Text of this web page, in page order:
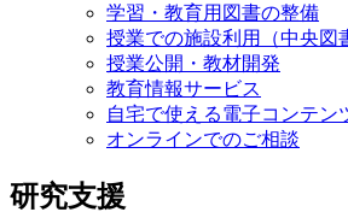
学習・教育用図書の整備
授業での施設利用（中央図
授業公開・教材開発
教育情報サービス
自宅で使える電子コンテン
オンラインでのご相談
研究支援